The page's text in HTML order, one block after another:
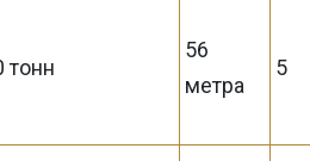
тонн
56
метра
5